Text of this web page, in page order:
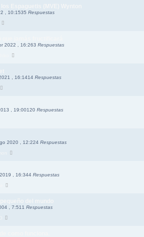
, 10:1535 Respuestas
2022 , 16:263 Respuestas
, 16:1414 Respuestas
, 19:00120 Respuestas
2020 , 12:224 Respuestas
, 16:344 Respuestas
, 7:51 1 Respuestas